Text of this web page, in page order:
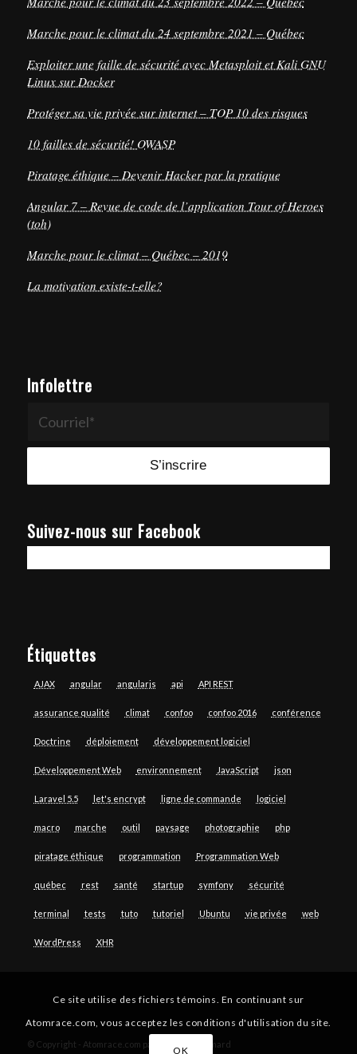
Marche pour le climat du 24 septembre 2021 – Québec
Exploiter une faille de sécurité avec Metasploit et Kali GNU
Linux sur Docker
Protéger sa vie privée sur internet – TOP 10 des risques
10 failles de sécurité! OWASP
Piratage éthique – Devenir Hacker par la pratique
Angular 7 – Revue de code de l’application Tour of Heroes
(toh)
Marche pour le climat – Québec – 2019
La motivation existe-t-elle?
Infolettre
Suivez-nous sur Facebook
Étiquettes
AJAX angular angularjs api API REST
assurance qualité climat confoo confoo 2016 conférence
Doctrine déploiement développement logiciel
Développement Web environnement JavaScript json
Laravel 5.5 let's encrypt ligne de commande logiciel
macro marche outil paysage photographie php
piratage éthique programmation Programmation Web
québec rest santé startup symfony sécurité
terminal tests tuto tutoriel Ubuntu vie privée web
WordPress XHR
© Copyright - Atomrace.com par Guillaume Simard
Ce site utilise des fichiers témoins. En continuant sur
Atomrace.com, vous acceptez les conditions d'utilisation du site.
OK